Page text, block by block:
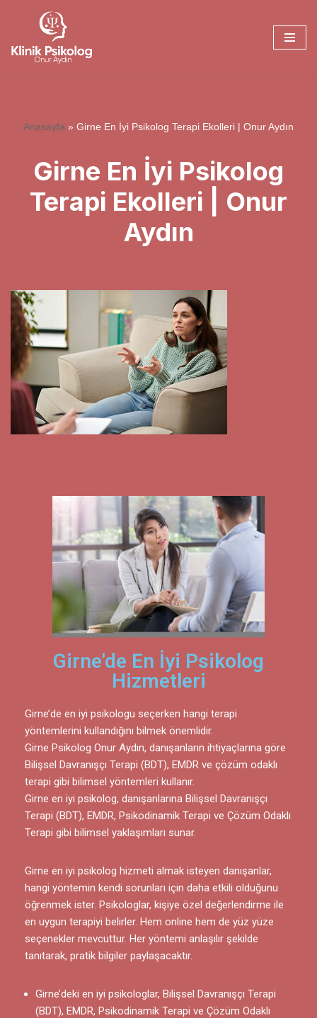
geç
Anasayfa » Girne En İyi Psikolog Terapi Ekolleri | Onur Aydın
Girne En İyi Psikolog
Terapi Ekolleri | Onur
Aydın
Girne'de En İyi Psikolog
Hizmetleri
Girne’de en iyi psikologu seçerken hangi terapi
yöntemlerini kullandığını bilmek önemlidir.
Girne Psikolog Onur Aydın, danışanların ihtiyaçlarına göre
Bilişsel Davranışçı Terapi (BDT), EMDR ve çözüm odaklı
terapi gibi bilimsel yöntemleri kullanır.
Girne en iyi psikolog, danışanlarına Bilişsel Davranışçı
Terapi (BDT), EMDR, Psikodinamik Terapi ve Çözüm Odaklı
Terapi gibi bilimsel yaklaşımları sunar.
Girne en iyi psikolog hizmeti almak isteyen danışanlar,
hangi yöntemin kendi sorunları için daha etkili olduğunu
öğrenmek ister. Psikologlar, kişiye özel değerlendirme ile
en uygun terapiyi belirler. Hem online hem de yüz yüze
seçenekler mevcuttur. Her yöntemi anlaşılır şekilde
tanıtarak, pratik bilgiler paylaşacaktır.
Girne’deki en iyi psikologlar, Bilişsel Davranışçı Terapi
(BDT), EMDR, Psikodinamik Terapi ve Çözüm Odaklı